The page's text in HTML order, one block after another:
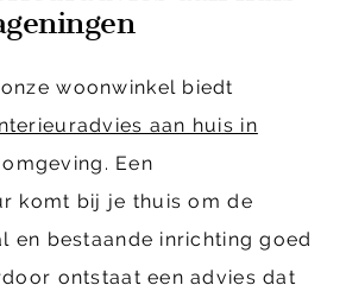
woonwinkel biedt
aan huis in
Een
komt bij je thuis om de
en bestaande inrichting goed
ontstaat een advies dat